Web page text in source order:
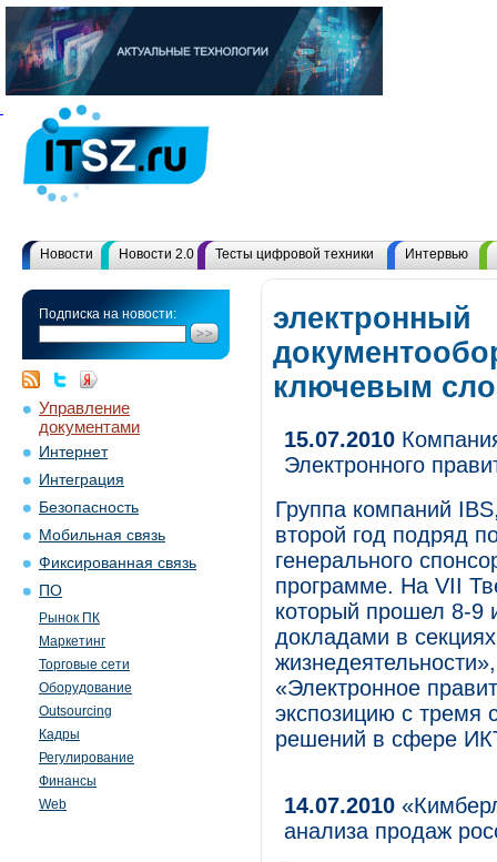
Новости Новости 2.0 Тесты цифровой техники Интервью
Подписка на новости:
Управление
документами
Интернет
Интеграция
Безопасность
Мобильная связь
Фиксированная связь
ПО
Рынок ПК
Маркетинг
Торговые сети
Оборудование
Outsourcing
Кадры
Регулирование
Финансы
Web
электронный
ключевым
15.07.2010
Электронного
Группа компаний
второй год подряд
генерального
программе. На VII
который прошел 8-9
докладами в
«Электронное
экспозицию с тремя
решений в сфере
14.07.2010
анализа продаж